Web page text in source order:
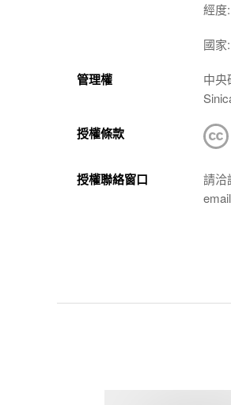
經度
國家
管理權
中央
授權條款
授權聯絡窗口
請洽